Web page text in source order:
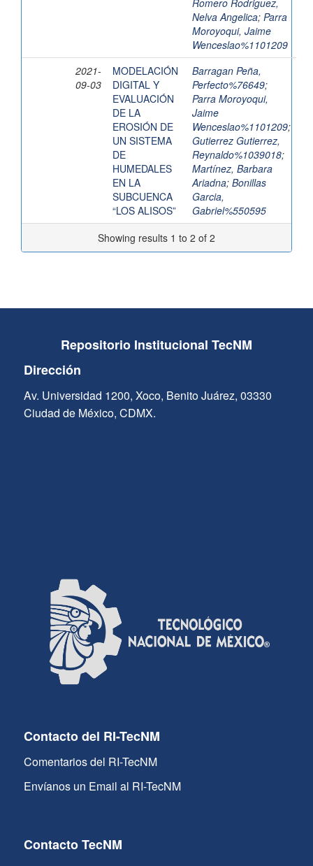
Romero Rodriguez,
Nelva Angelica; Parra
Moroyoqui, Jaime
Wenceslao%1101209
2021-
09-03
MODELACIÓN
DIGITAL Y
EVALUACIÓN
DE LA
EROSIÓN DE
UN SISTEMA
DE
HUMEDALES
EN LA
SUBCUENCA
“LOS ALISOS”
Barragan Peña,
Perfecto%76649;
Parra Moroyoqui,
Jaime
Wenceslao%1101209;
Gutierrez Gutierrez,
Reynaldo%1039018;
Martínez, Barbara
Ariadna; Bonillas
Garcia,
Gabriel%550595
Showing results 1 to 2 of 2
Repositorio Institucional TecNM
Dirección
Av. Universidad 1200, Xoco, Benito Juárez, 03330
Ciudad de México, CDMX.
Contacto del RI-TecNM
Comentarios del RI-TecNM
Envíanos un Email al RI-TecNM
Contacto TecNM